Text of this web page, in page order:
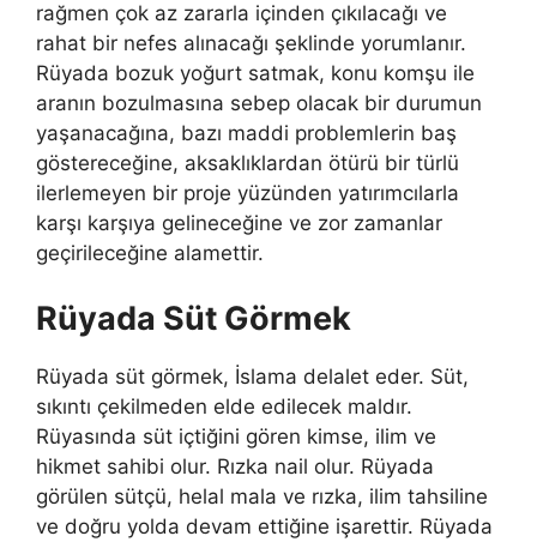
rağmen çok az zararla içinden çıkılacağı ve
rahat bir nefes alınacağı şeklinde yorumlanır.
Rüyada bozuk yoğurt satmak, konu komşu ile
aranın bozulmasına sebep olacak bir durumun
yaşanacağına, bazı maddi problemlerin baş
göstereceğine, aksaklıklardan ötürü bir türlü
ilerlemeyen bir proje yüzünden yatırımcılarla
karşı karşıya gelineceğine ve zor zamanlar
geçirileceğine alamettir.
Rüyada Süt Görmek
Rüyada süt görmek, İslama delalet eder. Süt,
sıkıntı çekilmeden elde edilecek maldır.
Rüyasında süt içtiğini gören kimse, ilim ve
hikmet sahibi olur. Rızka nail olur. Rüyada
görülen sütçü, helal mala ve rızka, ilim tahsiline
ve doğru yolda devam ettiğine işarettir. Rüyada